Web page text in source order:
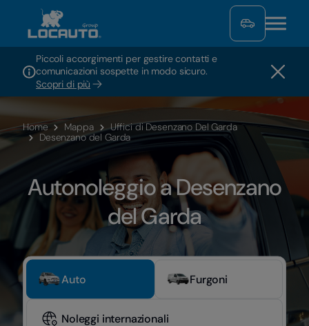
Piccoli accorgimenti per gestire contatti e
comunicazioni sospette in modo sicuro.
Scopri di più
Home Mappa
Uffici di Desenzano Del Garda
Desenzano del Garda
Autonoleggio a Desenzano
del Garda
Auto Furgoni
Noleggi internazionali